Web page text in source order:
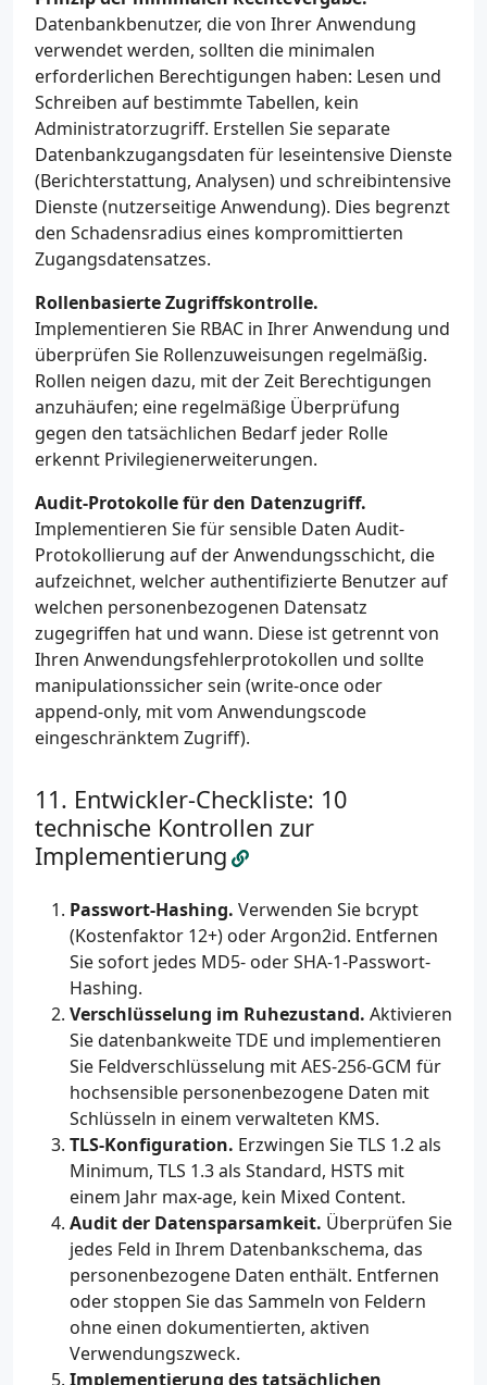
Datenbankbenutzer, die von Ihrer Anwendung
verwendet werden, sollten die minimalen
erforderlichen Berechtigungen haben: Lesen und
Schreiben auf bestimmte Tabellen, kein
Administratorzugriff. Erstellen Sie separate
Datenbankzugangsdaten für leseintensive Dienste
(Berichterstattung, Analysen) und schreibintensive
Dienste (nutzerseitige Anwendung). Dies begrenzt
den Schadensradius eines kompromittierten
Zugangsdatensatzes.
Rollenbasierte Zugriffskontrolle.
Implementieren Sie RBAC in Ihrer Anwendung und
überprüfen Sie Rollenzuweisungen regelmäßig.
Rollen neigen dazu, mit der Zeit Berechtigungen
anzuhäufen; eine regelmäßige Überprüfung
gegen den tatsächlichen Bedarf jeder Rolle
erkennt Privilegienerweiterungen.
Audit-Protokolle für den Datenzugriff.
Implementieren Sie für sensible Daten Audit-
Protokollierung auf der Anwendungsschicht, die
aufzeichnet, welcher authentifizierte Benutzer auf
welchen personenbezogenen Datensatz
zugegriffen hat und wann. Diese ist getrennt von
Ihren Anwendungsfehlerprotokollen und sollte
manipulationssicher sein (write-once oder
append-only, mit vom Anwendungscode
eingeschränktem Zugriff).
Entwickler-Checkliste: 10
technische Kontrollen zur
Implementierung
Passwort-Hashing. Verwenden Sie bcrypt
(Kostenfaktor 12+) oder Argon2id. Entfernen
Sie sofort jedes MD5- oder SHA-1-Passwort-
Hashing.
Verschlüsselung im Ruhezustand. Aktivieren
Sie datenbankweite TDE und implementieren
Sie Feldverschlüsselung mit AES-256-GCM für
hochsensible personenbezogene Daten mit
Schlüsseln in einem verwalteten KMS.
TLS-Konfiguration. Erzwingen Sie TLS 1.2 als
Minimum, TLS 1.3 als Standard, HSTS mit
einem Jahr max-age, kein Mixed Content.
Audit der Datensparsamkeit. Überprüfen Sie
jedes Feld in Ihrem Datenbankschema, das
personenbezogene Daten enthält. Entfernen
oder stoppen Sie das Sammeln von Feldern
ohne einen dokumentierten, aktiven
Verwendungszweck.
Implementierung des tatsächlichen